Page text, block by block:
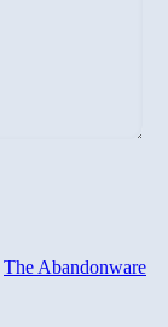
The Abandonware